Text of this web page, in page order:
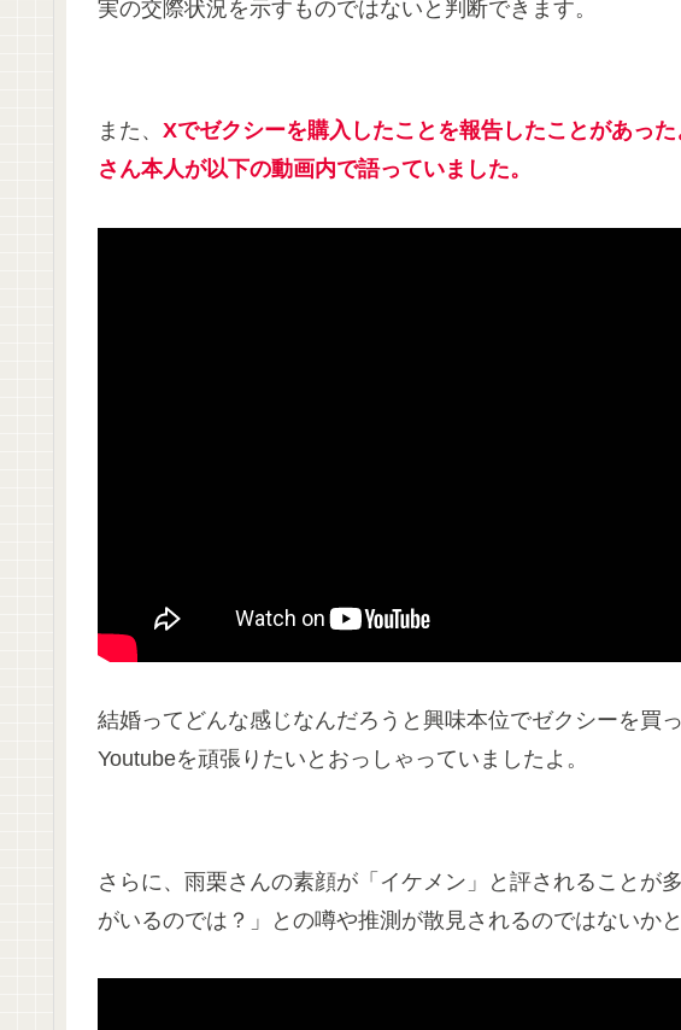
実の交際状況を示すものではないと判断できます。
また、 Xでゼクシーを購入したことを報告したことがあっ
さん本人が以下の動画内で語っていました。
結婚ってどんな感じなんだろうと興味本位でゼクシーを買
Youtubeを頑張りたいとおっしゃっていましたよ。
さらに、雨栗さんの素顔が「イケメン」と評されることが
がいるのでは？」との噂や推測が散見されるのではないか